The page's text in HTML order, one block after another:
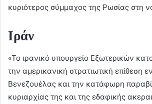
κυριότερος σύμμαχος της Ρωσίας στη
Ιράν
«Το ιρανικό υπουργείο Εξωτερικών
την αμερικανική στρατιωτική επίθεση
Βενεζουέλας και την κατάφωρη
κυριαρχίας της και της εδαφικής